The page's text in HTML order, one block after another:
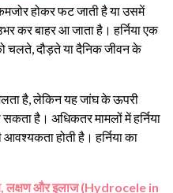
होकर फट जाती है या उसमें
कर बाहर आ जाता है। हर्निया एक
चलते, दौड़ते या दैनिक जीवन के
है, लेकिन यह जांघ के ऊपरी
है। अधिकतर मामलों में हर्निया
होती है। हर्निया का
लक्षण और इलाज (Hydrocele in